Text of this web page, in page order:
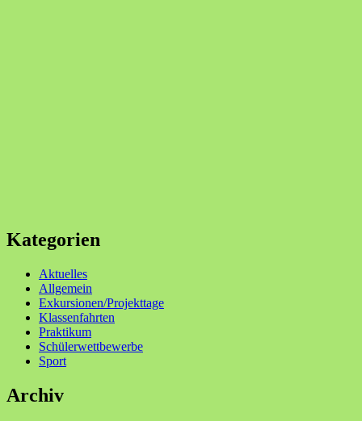
Kategorien
Aktuelles
Allgemein
Exkursionen/Projekttage
Klassenfahrten
Praktikum
Schülerwettbewerbe
Sport
Archiv